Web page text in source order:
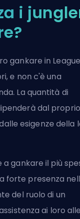
i
gankare in
e non c'è una
La quantità di
dal proprio
esigenze della
gankare il più
forte presenza
del ruolo di un
ai loro